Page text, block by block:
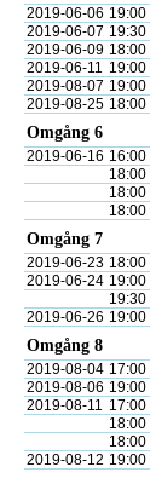
2019-06-06 19:00
2019-06-07 19:30
2019-06-09 18:00
2019-06-11 19:00
2019-08-07 19:00
2019-08-25 18:00
Omgång 6
2019-06-16 16:00
18:00
18:00
18:00
Omgång 7
2019-06-23 18:00
2019-06-24 19:00
19:30
2019-06-26 19:00
Omgång 8
2019-08-04 17:00
2019-08-06 19:00
2019-08-11 17:00
18:00
18:00
2019-08-12 19:00